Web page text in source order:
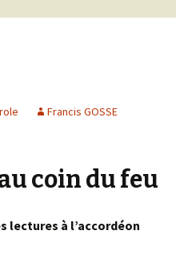
Francis GOSSE
coin du feu
lectures à l’accordéon